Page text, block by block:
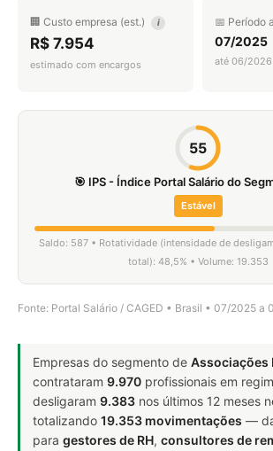
🏢 Custo empresa (est.) i
R$ 7.954
estimado com encargos
📅 Período
07/2025
até 06/2026
55
🎯 IPS - Índice Portal Salário do
Estável
Saldo: 587 • Rotatividade (intensidade de
total): 48,5% • Volume: 19.353
Fonte: Portal Salário / CAGED • Brasil • 07/2025 a
Empresas do segmento de Associações
contrataram 9.970 profissionais em
desligaram 9.383 nos últimos 12 meses
totalizando 19.353 movimentações —
para gestores de RH, consultores de